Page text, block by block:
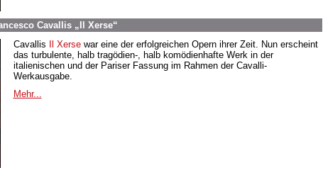
Cavallis „Il Xerse“
Cavallis
Il Xersewar eine der erfolgreichen Opern ihrer Zeit. Nun erscheint
das turbulente, halb tragödien-, halb komödienhafte Werk in der
italienischen und der Pariser Fassung im Rahmen der Cavalli-
Werkausgabe.
Mehr...